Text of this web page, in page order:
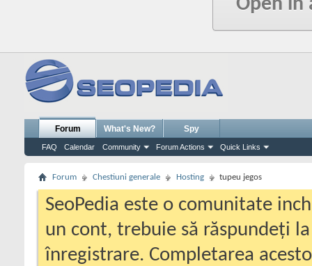
Open in
Forum
FAQ Calendar Community Forum Actions Quick Links
What's New? Spy
Forum Chestiuni generale Hosting tupeu jegos
SeoPedia este o comunitate
un cont, trebuie să răspundeți
înregistrare. Completarea